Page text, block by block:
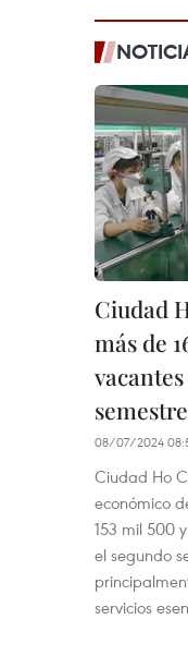
Ciudad
más de
semestre
08/07/2024
Ciudad Ho
económico
153 mil 500
el segundo
servicios